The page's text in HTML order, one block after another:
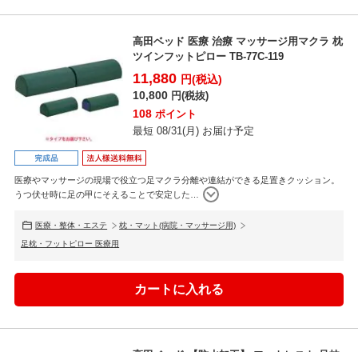
高田ベッド 医療 治療 マッサージ用マクラ 枕
ツインフットピロー TB-77C-119
11,880 円(税込)
10,800 円(税抜)
108 ポイント
最短 08/31(月) お届け予定
医療やマッサージの現場で役立つ足マクラ分離や連結ができる足置きクッション。
うつ伏せ時に足の甲にそえることで安定した
医療・整体・エステ 枕・マット(病院・マッサージ用)
足枕・フットピロー 医療用